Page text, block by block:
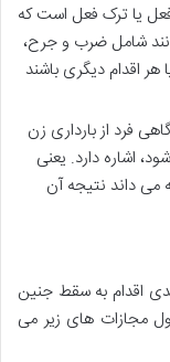
یا ترک فعل است که
شامل ضرب و جرح،
هر اقدام دیگری باشند
فرد از بارداری زن
اشاره دارد. یعنی
می داند نتیجه آن
اقدام به سقط جنین
مجازات های زیر می